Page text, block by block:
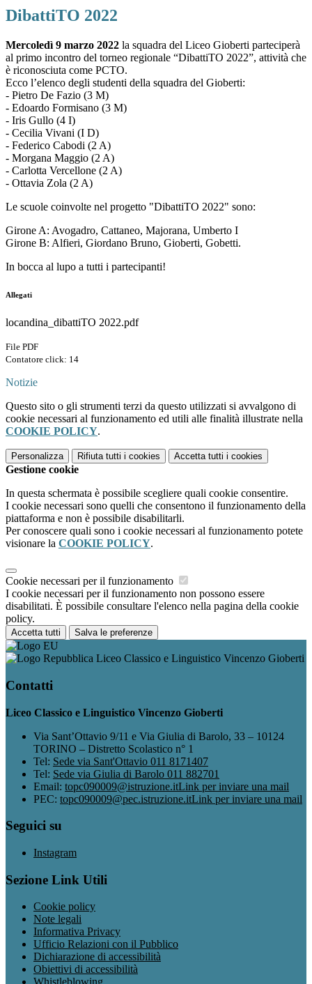
DibattiTO 2022
Mercoledì 9 marzo 2022 la squadra del Liceo Gioberti parteciperà
al primo incontro del torneo regionale “DibattiTO 2022”, attività che
è riconosciuta come PCTO.
Ecco l’elenco degli studenti della squadra del Gioberti:
- Pietro De Fazio (3 M)
- Edoardo Formisano (3 M)
- Iris Gullo (4 I)
- Cecilia Vivani (I D)
- Federico Cabodi (2 A)
- Morgana Maggio (2 A)
- Carlotta Vercellone (2 A)
- Ottavia Zola (2 A)
Le scuole coinvolte nel progetto "DibattiTO 2022" sono:
Girone A: Avogadro, Cattaneo, Majorana, Umberto I
Girone B: Alfieri, Giordano Bruno, Gioberti, Gobetti.
In bocca al lupo a tutti i partecipanti!
Allegati
locandina_dibattiTO 2022.pdf
File PDF
Contatore click: 14
Notizie
Questo sito o gli strumenti terzi da questo utilizzati si avvalgono di
cookie necessari al funzionamento ed utili alle finalità illustrate nella
COOKIE POLICY.
Personalizza Rifiuta tutti i cookies Accetta tutti i cookies
Gestione cookie
In questa schermata è possibile scegliere quali cookie consentire.
I cookie necessari sono quelli che consentono il funzionamento della
piattaforma e non è possibile disabilitarli.
Per conoscere quali sono i cookie necessari al funzionamento potete
visionare la COOKIE POLICY.
Cookie necessari per il funzionamento
I cookie necessari per il funzionamento non possono essere
disabilitati. È possibile consultare l'elenco nella pagina della cookie
policy.
Accetta tutti Salva le preferenze
Liceo Classico e Linguistico Vincenzo Gioberti
Contatti
Liceo Classico e Linguistico Vincenzo Gioberti
Via Sant’Ottavio 9/11 e Via Giulia di Barolo, 33 – 10124
TORINO – Distretto Scolastico n° 1
Tel: Sede via Sant'Ottavio 011 8171407
Tel: Sede via Giulia di Barolo 011 882701
Email: topc090009@istruzione.itLink per inviare una mail
PEC: topc090009@pec.istruzione.itLink per inviare una mail
Seguici su
Instagram
Sezione Link Utili
Cookie policy
Note legali
Informativa Privacy
Ufficio Relazioni con il Pubblico
Dichiarazione di accessibilità
Obiettivi di accessibilità